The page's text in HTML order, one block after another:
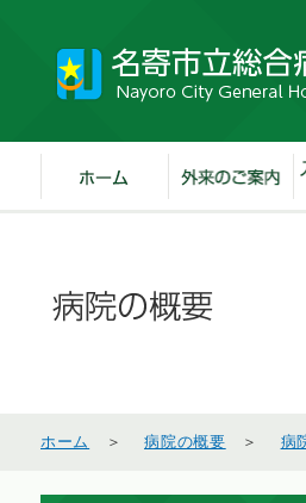
ホーム ＞病院の概要 ＞ 病